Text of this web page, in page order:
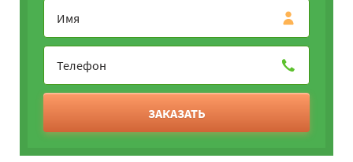
ЗАКАЗАТЬ